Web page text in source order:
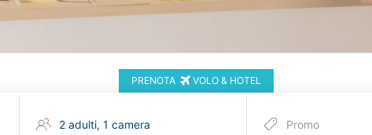
PRENOTA VOLO & HOTEL